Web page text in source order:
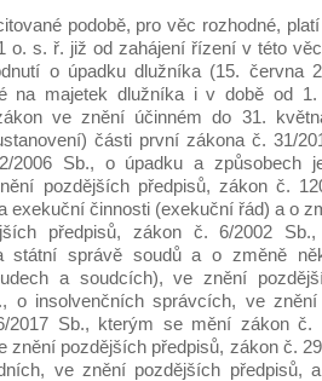
podobě, pro věc rozhodné,
o. s. ř. již od zahájení řízení v této
o úpadku dlužníka (15. června
na majetek dlužníka i v době od 1.
ve znění účinném do 31.
části první zákona č. 31/
2006 Sb., o úpadku a způsobech
pozdějších předpisů, zákon č.
exekuční činnosti (exekuční řád) a o
předpisů, zákon č. 6/2002
státní správě soudů a o změně
a soudcích), ve znění
o insolvenčních správcích, ve
2017 Sb., kterým se mění zákon č.
znění pozdějších předpisů, zákon č.
ve znění pozdějších předpisů,